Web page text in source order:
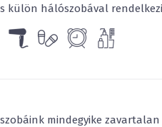
hálószobával
mindegyike